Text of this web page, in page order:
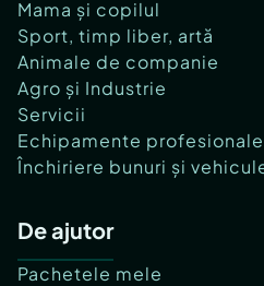
Mama și copilul
Sport, timp liber, artă
Animale de companie
Agro și Industrie
Servicii
Echipamente
Închiriere bunuri și
De ajutor
Pachetele mele